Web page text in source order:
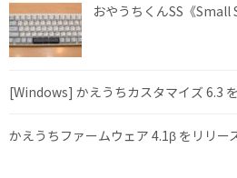
おやうちくんSS《Small
[Windows] かえうちカスタマイズ 6.3
かえうちファームウェア 4.1β をリリー